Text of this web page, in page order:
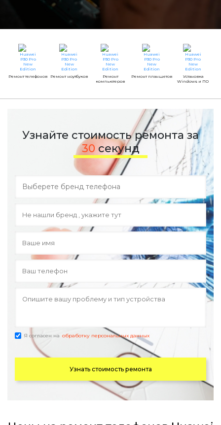
Ремонт телефонов Ремонт ноутбуков
Ремонт
компьютеров
Ремонт планшетов
Установка
Windows и ПО
Узнайте стоимость ремонта за
30 секунд
Я согласен на обработку персональных данных
Узнать стоимость ремонта